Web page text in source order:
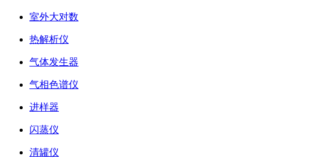
室外大对数
热解析仪
气体发生器
气相色谱仪
进样器
闪蒸仪
清罐仪